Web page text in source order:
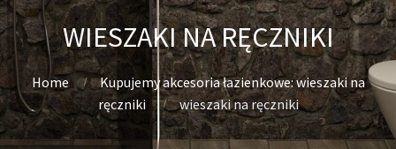
WIESZAKI NA RĘCZNIKI
Home
Kupujemy akcesoria łazienkowe: wieszaki na
ręczniki
wieszaki na ręczniki